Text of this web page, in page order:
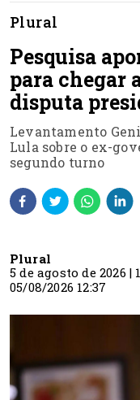
Plural
Pesquisa
para chegar
disputa
Levantamento
Lula sobre o ex-
segundo turno
Plural
5 de agosto de 2026 |
05/08/2026 12:37